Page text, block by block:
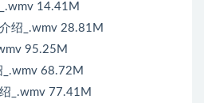
14.41M
绍_.wmv 28.81M
95.25M
_.wmv 68.72M
_.wmv 77.41M